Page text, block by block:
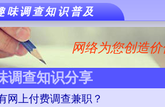
味调查知识普及
网络为您创造
调查知识分享
网上付费调查兼职？